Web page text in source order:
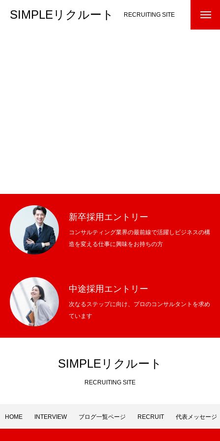
SIMPLEリクルート RECRUITING SITE
RECRUIT
代表メッセージ
ソリューション事業
HOME INTERVIEW ブログ一覧ページ RECRUIT 代表メッセ
新卒採用エントリー
コンサルティング業界の最前線で活躍しビジネスの構
造を変える仕事に興味をお持ちの方
中途採用エントリー
次なるステップに向け、プロのコンサルタントを求め
ています
SIMPLEリクルート
RECRUITING SITE
HOME INTERVIEW ブログ一覧ページ RECRUIT 代表メッセージ